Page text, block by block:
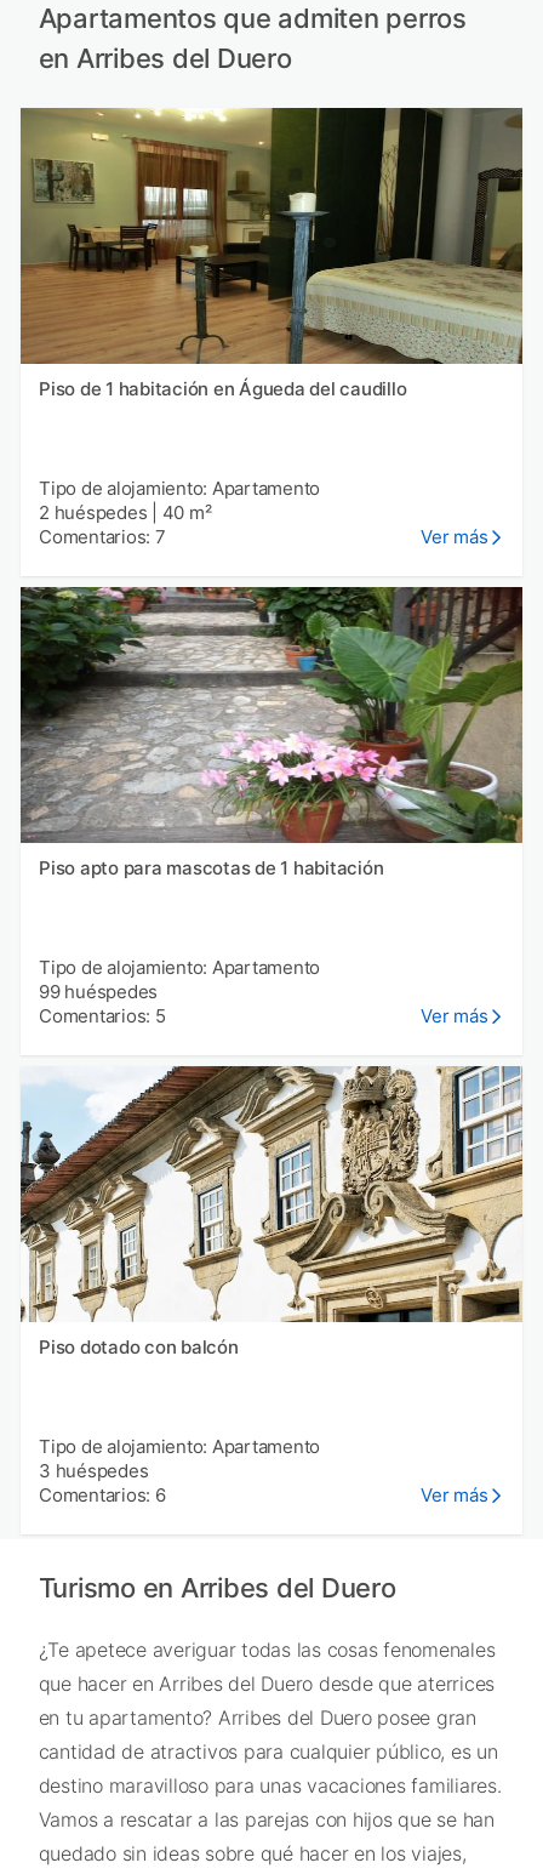
Apartamentos que admiten perros
en Arribes del Duero
Piso de 1 habitación en Águeda del caudillo
Tipo de alojamiento: Apartamento
2 huéspedes
40 m²
Comentarios: 7
Ver más
Piso apto para mascotas de 1 habitación
Tipo de alojamiento: Apartamento
99 huéspedes
Comentarios: 5
Ver más
Piso dotado con balcón
Tipo de alojamiento: Apartamento
3 huéspedes
Comentarios: 6
Ver más
Turismo en Arribes del Duero
¿Te apetece averiguar todas las cosas fenomenales
que hacer en Arribes del Duero desde que aterrices
en tu apartamento? Arribes del Duero posee gran
cantidad de atractivos para cualquier público, es un
destino maravilloso para unas vacaciones familiares.
Vamos a rescatar a las parejas con hijos que se han
quedado sin ideas sobre qué hacer en los viajes,